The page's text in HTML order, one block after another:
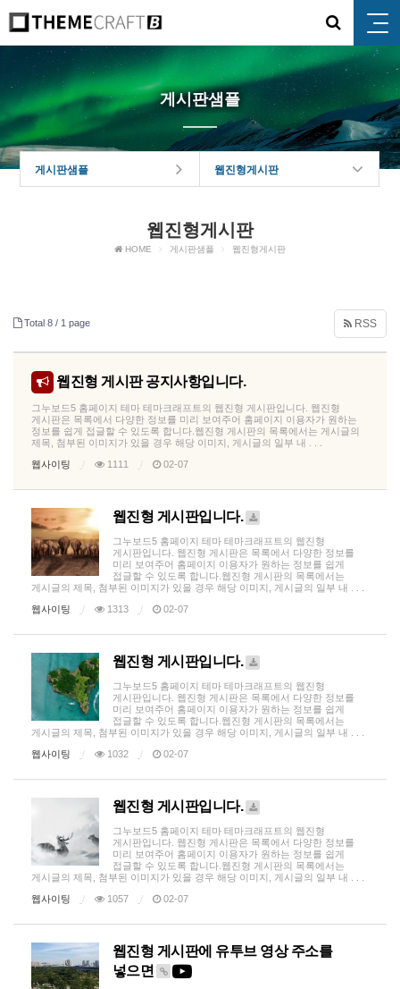
게시판샘플
게시판샘플 웹진형게시판
웹진형게시판
HOME 게시판샘플 웹진형게시판
Total 8 / 1 page RSS
웹진형 게시판 공지사항입니다.
그누보드5 홈페이지 테마 테마크래프트의 웹진형 게시판입니다. 웹진형
게시판은 목록에서 다양한 정보를 미리 보여주어 홈페이지 이용자가 원하는
정보를 쉽게 접글할 수 있도록 합니다.웹진형 게시판의 목록에서는 게시글의
제목, 첨부된 이미지가 있을 경우 해당 이미지, 게시글의 일부 내 . . .
웹사이팅
1111 02-07
웹진형 게시판입니다.
그누보드5 홈페이지 테마 테마크래프트의 웹진형
게시판입니다. 웹진형 게시판은 목록에서 다양한 정보를
미리 보여주어 홈페이지 이용자가 원하는 정보를 쉽게
접글할 수 있도록 합니다.웹진형 게시판의 목록에서는
게시글의 제목, 첨부된 이미지가 있을 경우 해당 이미지, 게시글의 일부 내 . . .
웹사이팅
1313 02-07
웹진형 게시판입니다.
그누보드5 홈페이지 테마 테마크래프트의 웹진형
게시판입니다. 웹진형 게시판은 목록에서 다양한 정보를
미리 보여주어 홈페이지 이용자가 원하는 정보를 쉽게
접글할 수 있도록 합니다.웹진형 게시판의 목록에서는
게시글의 제목, 첨부된 이미지가 있을 경우 해당 이미지, 게시글의 일부 내 . . .
웹사이팅
1032 02-07
웹진형 게시판입니다.
그누보드5 홈페이지 테마 테마크래프트의 웹진형
게시판입니다. 웹진형 게시판은 목록에서 다양한 정보를
미리 보여주어 홈페이지 이용자가 원하는 정보를 쉽게
접글할 수 있도록 합니다.웹진형 게시판의 목록에서는
게시글의 제목, 첨부된 이미지가 있을 경우 해당 이미지, 게시글의 일부 내 . . .
웹사이팅
1057 02-07
웹진형 게시판에 유투브 영상 주소를
넣으면